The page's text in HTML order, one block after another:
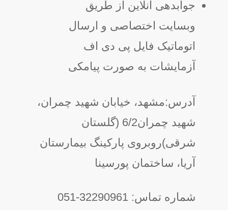
جوابدهی آنلاین از طریق
وبسایت اختصاصی و ارسال
اتوماتیک فایل پی دی اف
آزمایشات به صورت پیامکی
آدرس:مشهد، خیابان شهید چمران،
شهید چمران6/2 (گلستان
شرقی)روبروی پارکینگ بیمارستان
آریا، ساختمان پورسینا
شماره تماس: 32290961-051